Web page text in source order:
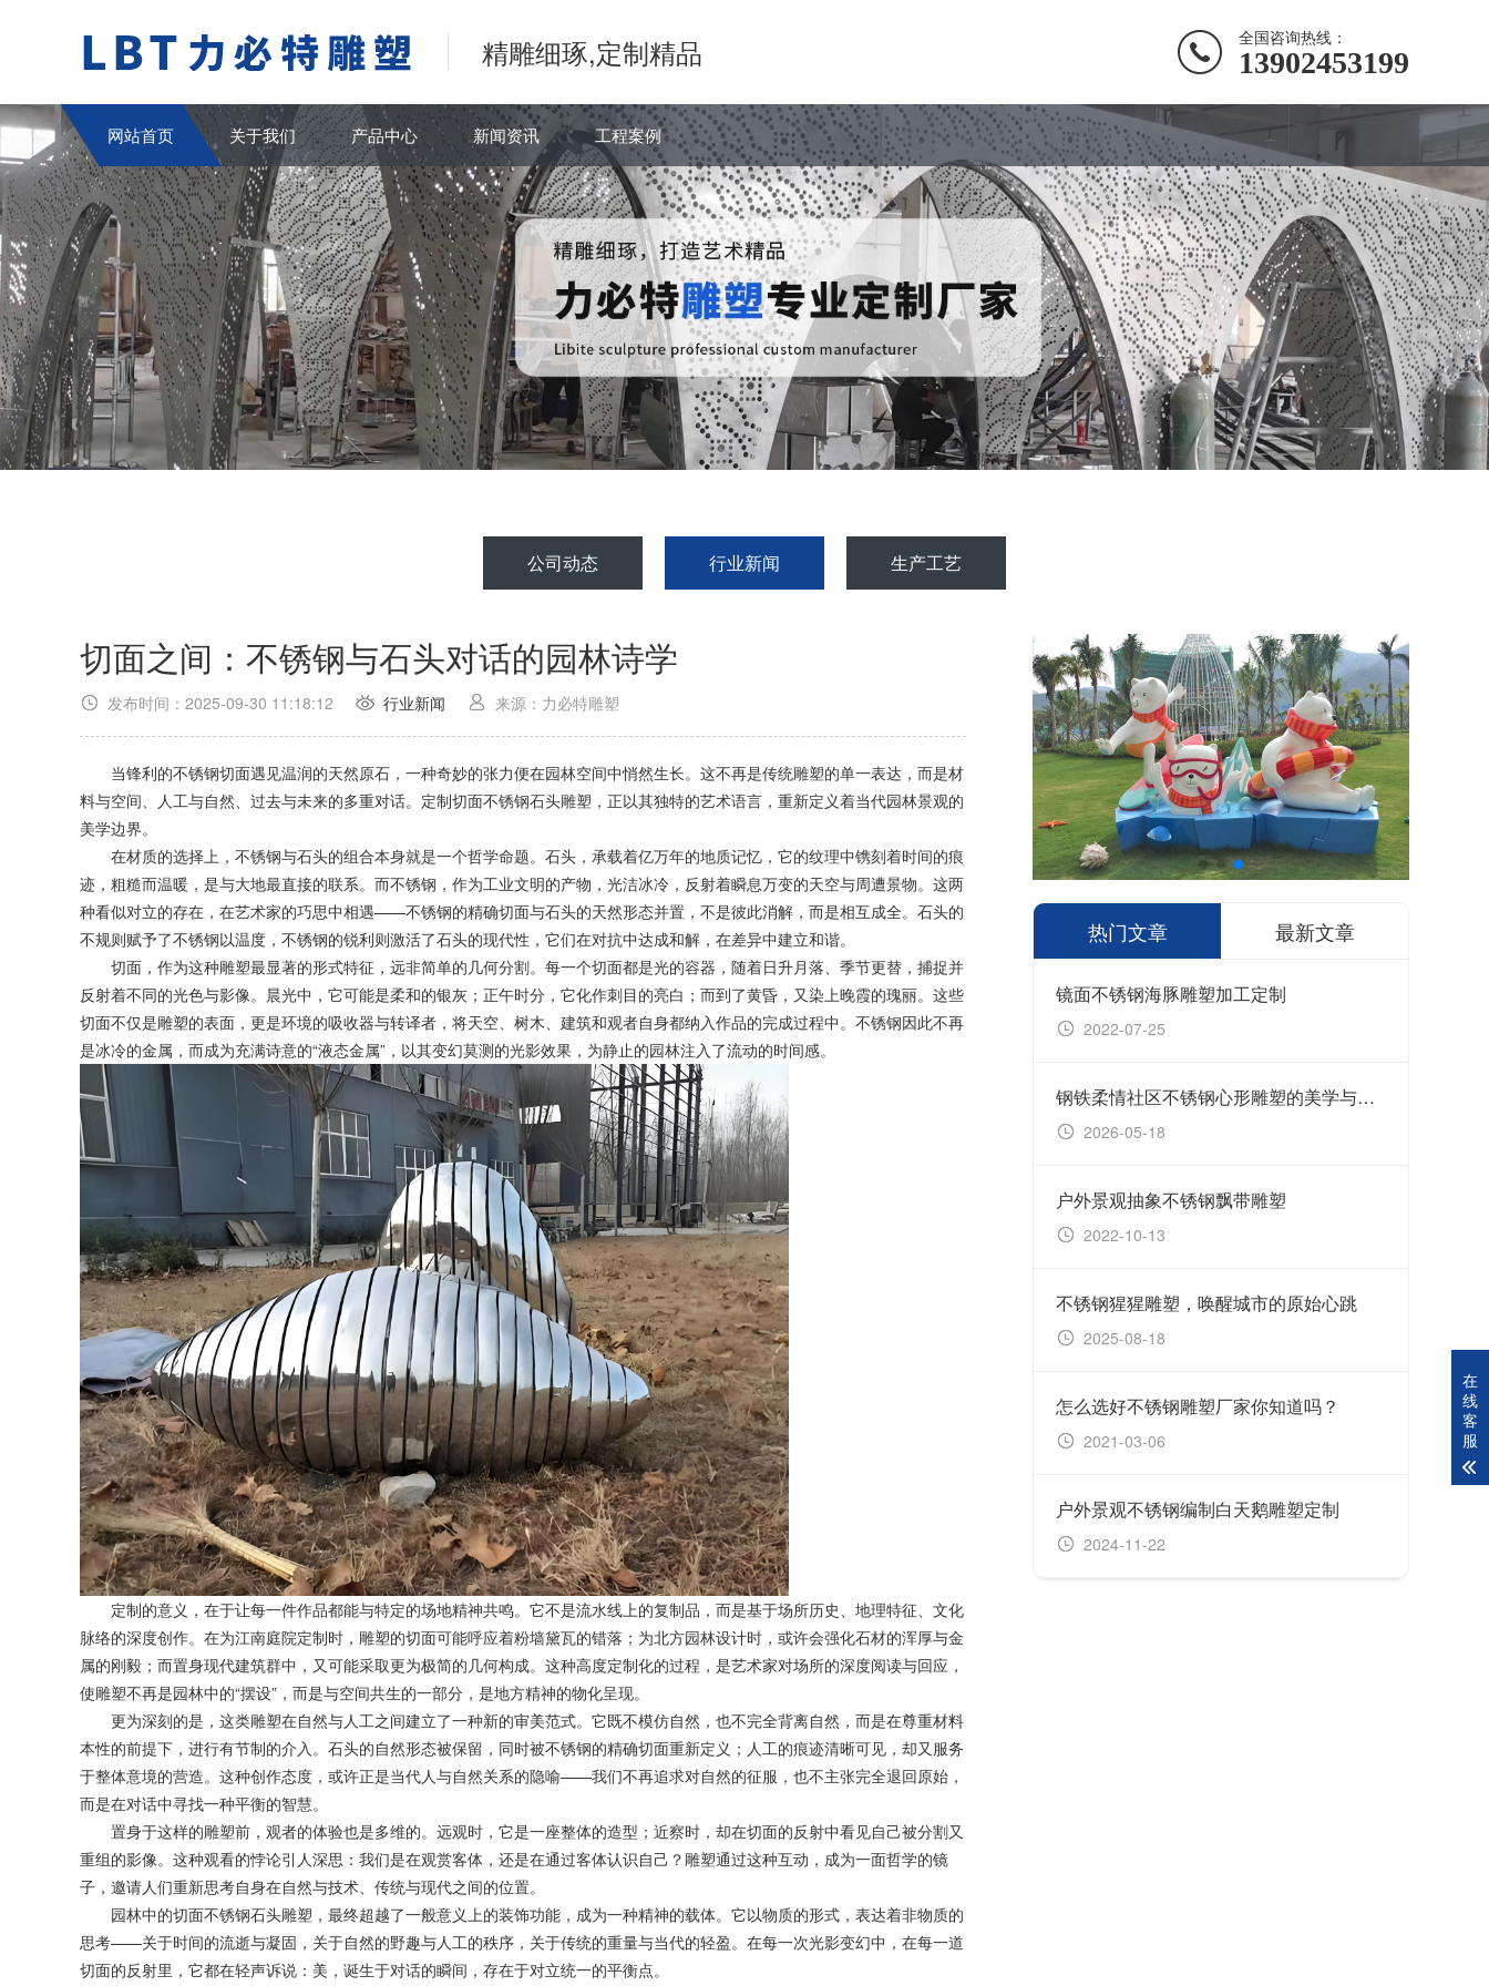
精雕细琢,定制精品 全国咨询热线：
13902453199
网站首页 关于我们 产品中心 新闻资讯 工程案例
公司动态 行业新闻 生产工艺
切面之间：不锈钢与石头对话的园林诗学
发布时间：2025-09-30 11:18:12 行业新闻 来源：力必特雕塑
当锋利的不锈钢切面遇见温润的天然原石，一种奇妙的张力便在园林空间中悄然生长。这不再是传统雕塑的单一表达，而是材
料与空间、人工与自然、过去与未来的多重对话。定制切面不锈钢石头雕塑，正以其独特的艺术语言，重新定义着当代园林景观的
美学边界。
在材质的选择上，不锈钢与石头的组合本身就是一个哲学命题。石头，承载着亿万年的地质记忆，它的纹理中镌刻着时间的痕
迹，粗糙而温暖，是与大地最直接的联系。而不锈钢，作为工业文明的产物，光洁冰冷，反射着瞬息万变的天空与周遭景物。这两
种看似对立的存在，在艺术家的巧思中相遇——不锈钢的精确切面与石头的天然形态并置，不是彼此消解，而是相互成全。石头的
不规则赋予了不锈钢以温度，不锈钢的锐利则激活了石头的现代性，它们在对抗中达成和解，在差异中建立和谐。
切面，作为这种雕塑最显著的形式特征，远非简单的几何分割。每一个切面都是光的容器，随着日升月落、季节更替，捕捉并
反射着不同的光色与影像。晨光中，它可能是柔和的银灰；正午时分，它化作刺目的亮白；而到了黄昏，又染上晚霞的瑰丽。这些
切面不仅是雕塑的表面，更是环境的吸收器与转译者，将天空、树木、建筑和观者自身都纳入作品的完成过程中。不锈钢因此不再
是冰冷的金属，而成为充满诗意的“液态金属”，以其变幻莫测的光影效果，为静止的园林注入了流动的时间感。
定制的意义，在于让每一件作品都能与特定的场地精神共鸣。它不是流水线上的复制品，而是基于场所历史、地理特征、文化
脉络的深度创作。在为江南庭院定制时，雕塑的切面可能呼应着粉墙黛瓦的错落；为北方园林设计时，或许会强化石材的浑厚与金
属的刚毅；而置身现代建筑群中，又可能采取更为极简的几何构成。这种高度定制化的过程，是艺术家对场所的深度阅读与回应，
使雕塑不再是园林中的“摆设”，而是与空间共生的一部分，是地方精神的物化呈现。
更为深刻的是，这类雕塑在自然与人工之间建立了一种新的审美范式。它既不模仿自然，也不完全背离自然，而是在尊重材料
本性的前提下，进行有节制的介入。石头的自然形态被保留，同时被不锈钢的精确切面重新定义；人工的痕迹清晰可见，却又服务
于整体意境的营造。这种创作态度，或许正是当代人与自然关系的隐喻——我们不再追求对自然的征服，也不主张完全退回原始，
而是在对话中寻找一种平衡的智慧。
置身于这样的雕塑前，观者的体验也是多维的。远观时，它是一座整体的造型；近察时，却在切面的反射中看见自己被分割又
重组的影像。这种观看的悖论引人深思：我们是在观赏客体，还是在通过客体认识自己？雕塑通过这种互动，成为一面哲学的镜
子，邀请人们重新思考自身在自然与技术、传统与现代之间的位置。
园林中的切面不锈钢石头雕塑，最终超越了一般意义上的装饰功能，成为一种精神的载体。它以物质的形式，表达着非物质的
思考——关于时间的流逝与凝固，关于自然的野趣与人工的秩序，关于传统的重量与当代的轻盈。在每一次光影变幻中，在每一道
切面的反射里，它都在轻声诉说：美，诞生于对话的瞬间，存在于对立统一的平衡点。
热门文章 最新文章
镜面不锈钢海豚雕塑加工定制
2022-07-25
钢铁柔情社区不锈钢心形雕塑的美学与精神书写
2026-05-18
户外景观抽象不锈钢飘带雕塑
2022-10-13
不锈钢猩猩雕塑，唤醒城市的原始心跳
2025-08-18
怎么选好不锈钢雕塑厂家你知道吗？
2021-03-06
户外景观不锈钢编制白天鹅雕塑定制
2024-11-22
不
在
线
客
服